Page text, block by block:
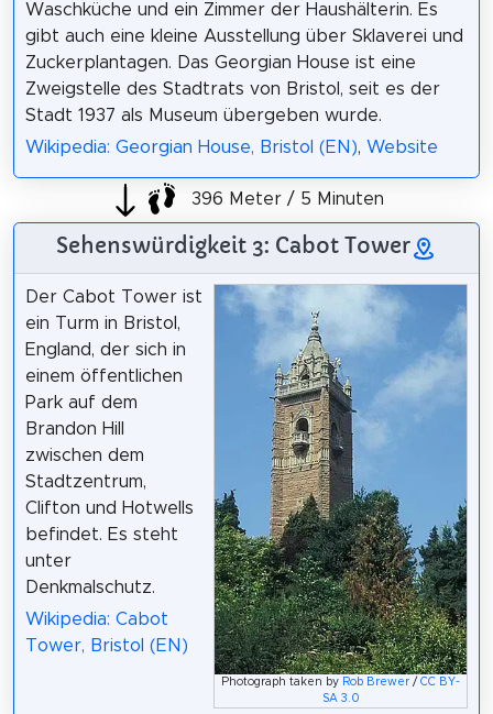
Waschküche und ein Zimmer der Haushälterin. Es
gibt auch eine kleine Ausstellung über Sklaverei und
Zuckerplantagen. Das Georgian House ist eine
Zweigstelle des Stadtrats von Bristol, seit es der
Stadt 1937 als Museum übergeben wurde.
Wikipedia: Georgian House, Bristol (EN), Website
396 Meter / 5 Minuten
Sehenswürdigkeit 3: Cabot Tower
Photograph taken by Rob Brewer /CC BY-
SA 3.0
Der Cabot Tower ist
ein Turm in Bristol,
England, der sich in
einem öffentlichen
Park auf dem
Brandon Hill
zwischen dem
Stadtzentrum,
Clifton und Hotwells
befindet. Es steht
unter
Denkmalschutz.
Wikipedia: Cabot
Tower, Bristol (EN)